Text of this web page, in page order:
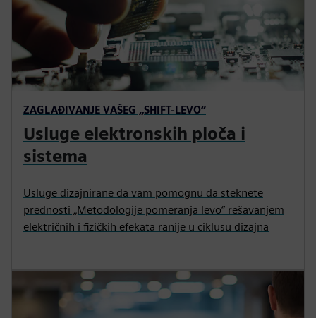
ZAGLAĐIVANJE VAŠEG „SHIFT-LEVO“
Usluge elektronskih ploča i
sistema
Usluge dizajnirane da vam pomognu da steknete
prednosti „Metodologije pomeranja levo“ rešavanjem
električnih i fizičkih efekata ranije u ciklusu dizajna